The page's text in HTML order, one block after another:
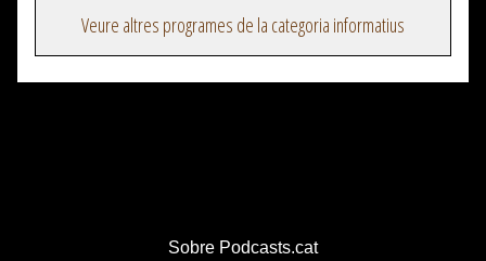
Veure altres programes de la categoria informatius
Sobre Podcasts.cat